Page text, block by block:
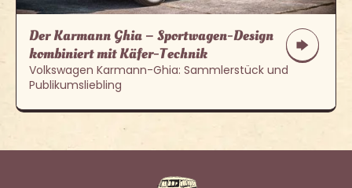
Der Karmann Ghia – Sportwagen-Design
kombiniert mit Käfer-Technik
Volkswagen Karmann-Ghia: Sammlerstück und
Publikumsliebling